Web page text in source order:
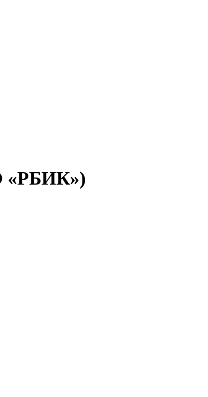
«РБИК»)